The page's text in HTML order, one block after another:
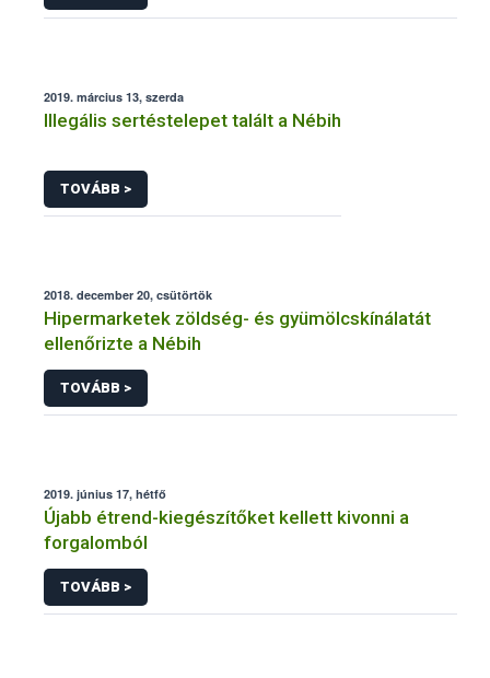
2019. március 13, szerda
Illegális sertéstelepet talált a Nébih
TOVÁBB >
2018. december 20, csütörtök
Hipermarketek zöldség- és gyümölcskínálatát
ellenőrizte a Nébih
TOVÁBB >
2019. június 17, hétfő
Újabb étrend-kiegészítőket kellett kivonni a
forgalomból
TOVÁBB >